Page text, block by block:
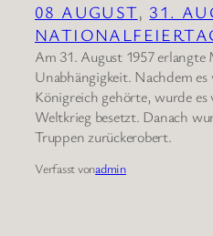
08 AUGUST, 31.
Am 31. August 1957 erlangte
Unabhängigkeit. Nachdem
Königreich gehörte, wurde es
Weltkrieg besetzt. Danach
Truppen zurückerobert.
Verfasst vonadmin